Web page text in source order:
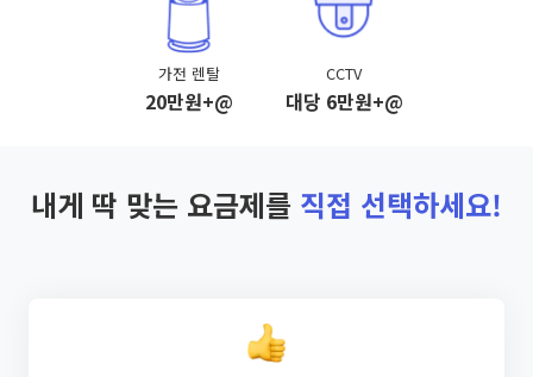
가전 렌탈
20만원+@
CCTV
대당 6만원+@
내게 딱 맞는 요금제를 직접 선택하세요!